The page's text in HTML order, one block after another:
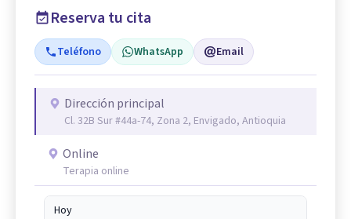
Reserva tu cita
Teléfono WhatsApp Email
Dirección principal
Cl. 32B Sur #44a-74, Zona 2, Envigado, Antioquia
Online
Terapia online
Hoy